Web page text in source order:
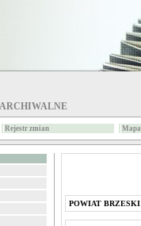
Rejestr zmian
POWIAT BRZESKI